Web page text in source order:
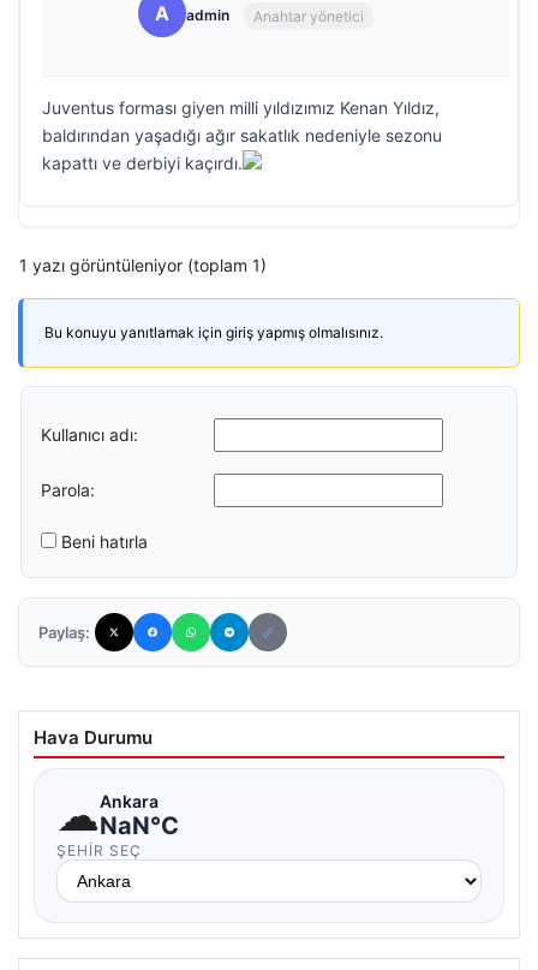
A admin Anahtar yönetici
Juventus forması giyen milli yıldızımız Kenan Yıldız,
baldırından yaşadığı ağır sakatlık nedeniyle sezonu
kapattı ve derbiyi kaçırdı.
1 yazı görüntüleniyor (toplam 1)
Bu konuyu yanıtlamak için giriş yapmış olmalısınız.
Kullanıcı adı:
Parola:
Beni hatırla
Paylaş:
Hava Durumu
☁Ankara
NaN°C
ŞEHIR SEÇ